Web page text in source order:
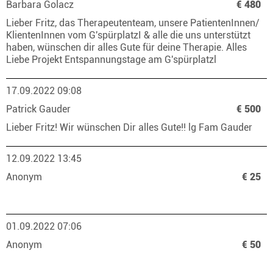
Barbara Golacz
€ 480
Lieber Fritz, das Therapeutenteam, unsere PatientenInnen/
KlientenInnen vom G'spürplatzI & alle die uns unterstützt
haben, wünschen dir alles Gute für deine Therapie. Alles
Liebe Projekt Entspannungstage am G'spürplatzl
17.09.2022 09:08
Patrick Gauder
€ 500
Lieber Fritz! Wir wünschen Dir alles Gute!! lg Fam Gauder
12.09.2022 13:45
Anonym
€ 25
01.09.2022 07:06
Anonym
€ 50